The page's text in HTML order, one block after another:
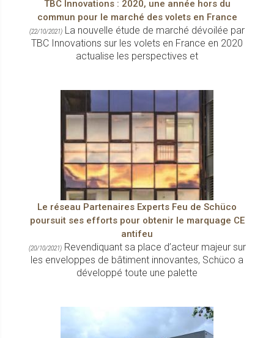
TBC Innovations : 2020, une année hors du
commun pour le marché des volets en France
(22/10/2021) La nouvelle étude de marché dévoilée par
TBC Innovations sur les volets en France en 2020
actualise les perspectives et
Le réseau Partenaires Experts Feu de Schüco
poursuit ses efforts pour obtenir le marquage CE
antifeu
(20/10/2021)Revendiquant sa place d’acteur majeur sur
les enveloppes de bâtiment innovantes, Schüco a
développé toute une palette